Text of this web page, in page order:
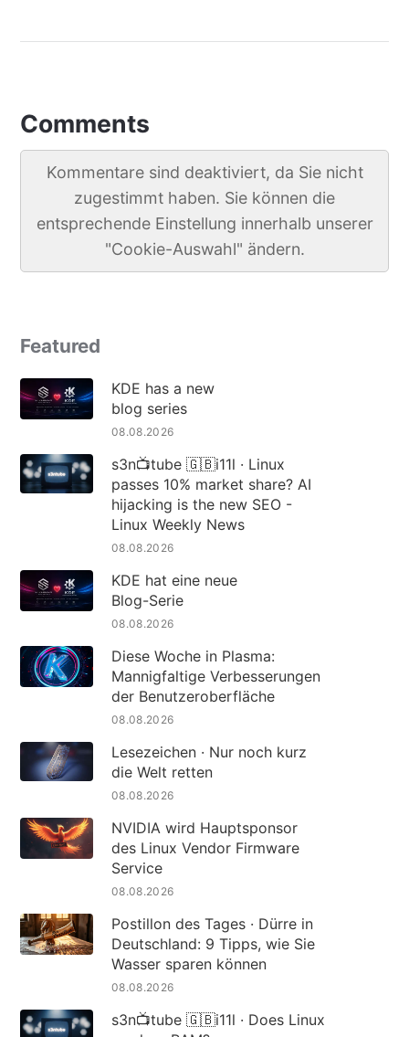
Comments
Kommentare sind deaktiviert, da Sie nicht
zugestimmt haben. Sie können die
entsprechende Einstellung innerhalb unserer
"Cookie-Auswahl" ändern.
Featured
KDE has a new
blog series
08.08.2026
s3n📺tube 🇬🇧i11l · Linux
passes 10% market share? AI
hijacking is the new SEO -
Linux Weekly News
08.08.2026
KDE hat eine neue
Blog-Serie
08.08.2026
Diese Woche in Plasma:
Mannigfaltige Verbesserungen
der Benutzeroberfläche
08.08.2026
Lesezeichen · Nur noch kurz
die Welt retten
08.08.2026
NVIDIA wird Hauptsponsor
des Linux Vendor Firmware
Service
08.08.2026
Postillon des Tages · Dürre in
Deutschland: 9 Tipps, wie Sie
Wasser sparen können
08.08.2026
s3n📺tube 🇬🇧i11l · Does Linux